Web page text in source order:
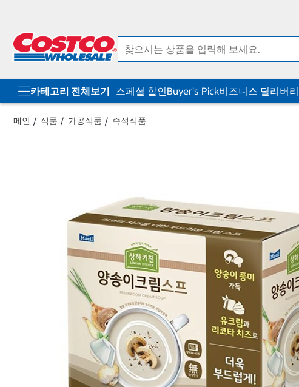
카테고리 전체보기 스페셜 할인Buyer's Pick비즈니스 딜리버리
메인 식품 가공식품 즉석식품